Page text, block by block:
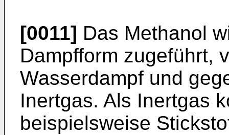
[0011] Das Methanol
Dampfform zugeführt,
Wasserdampf und
Inertgas. Als Inertgas
beispielsweise